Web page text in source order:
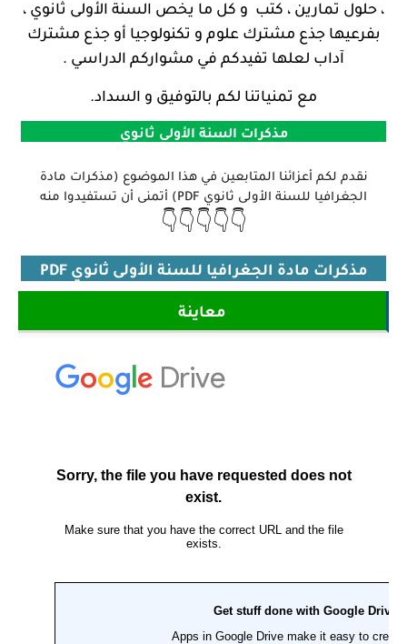
، حلول تمارين ، كتب و كل ما يخص السنة الأولى ثانوي ،
بفرعيها جذع مشترك علوم و تكنولوجيا أو جذع مشترك
آداب لعلها تفيدكم في مشواركم الدراسي .
مع تمنياتنا لكم بالتوفيق و السداد.
مذكرات السنة الأولى ثانوي
نقدم لكم أعزائنا المتابعين في هذا الموضوع (مذكرات مادة
الجغرافيا للسنة الأولى ثانوي PDF) أتمنى أن تستفيدوا منه
👇👇👇👇👇
مذكرات مادة الجغرافيا للسنة الأولى ثانوي PDF
معاينة